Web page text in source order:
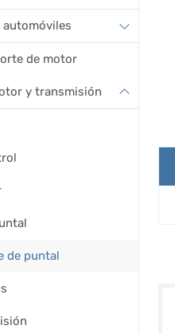
de motor
y transmisión
de puntal